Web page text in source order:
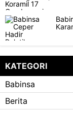
KATEGORI
Babinsa
Berita